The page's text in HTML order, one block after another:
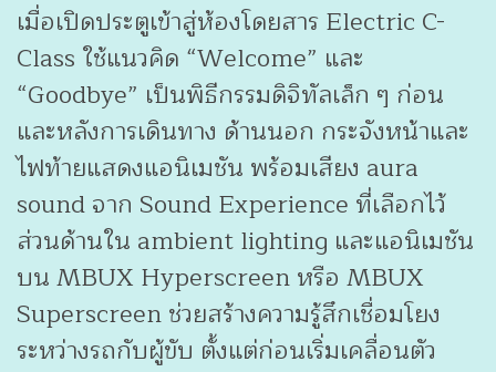
เมื่อเปิดประตูเข้าสู่ห้องโดยสาร Electric C-
Class ใช้แนวคิด “Welcome” และ
“Goodbye” เป็นพิธีกรรมดิจิทัลเล็ก ๆ ก่อน
และหลังการเดินทาง ด้านนอก กระจังหน้าและ
ไฟท้ายแสดงแอนิเมชัน พร้อมเสียง aura
sound จาก Sound Experience ที่เลือกไว้
ส่วนด้านใน ambient lighting และแอนิเมชัน
บน MBUX Hyperscreen หรือ MBUX
Superscreen ช่วยสร้างความรู้สึกเชื่อมโยง
ระหว่างรถกับผู้ขับ ตั้งแต่ก่อนเริ่มเคลื่อนตัว